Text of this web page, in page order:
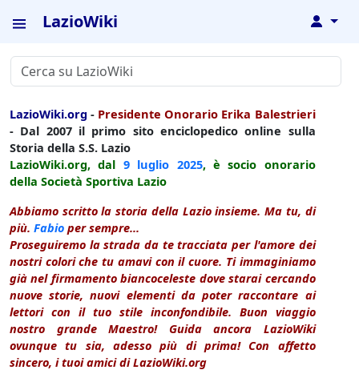
LazioWiki ↓
LazioWiki.org - Presidente Onorario Erika Balestrieri
- Dal 2007 il primo sito enciclopedico online sulla
Storia della S.S. Lazio
LazioWiki.org, dal 9 luglio 2025, è socio onorario
della Società Sportiva Lazio
Abbiamo scritto la storia della Lazio insieme. Ma tu, di
più. Fabio per sempre...
Proseguiremo la strada da te tracciata per l'amore dei
nostri colori che tu amavi con il cuore. Ti immaginiamo
già nel firmamento biancoceleste dove starai cercando
nuove storie, nuovi elementi da poter raccontare ai
lettori con il tuo stile inconfondibile. Buon viaggio
nostro grande Maestro! Guida ancora LazioWiki
ovunque tu sia, adesso più di prima! Con affetto
sincero, i tuoi amici di LazioWiki.org